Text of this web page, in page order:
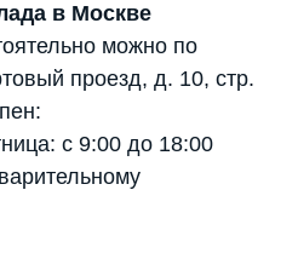
в Москве
можно по
проезд, д. 10, стр.
с 9:00 до 18:00